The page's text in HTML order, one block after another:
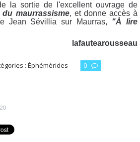
la sortie de l'excellent ouvrage de
maurrassisme, et donne accès à
Jean Sévillia sur Maurras, "À lire
lafautearousseau
:Éphémérides 0